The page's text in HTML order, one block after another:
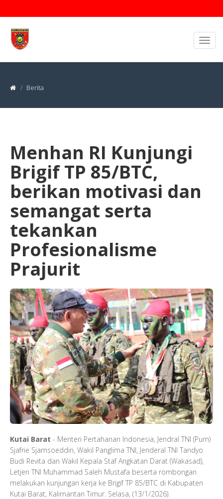
Berita
Menhan RI Kunjungi
Brigif TP 85/BTC,
berikan motivasi dan
semangat serta
tekankan
Profesionalisme
Prajurit
Kutai Barat - Menteri Pertahanan Indonesia, Jendral TNI (Purn)
Sjafrie Sjamsoeddin, Wakil Panglima TNI, Jenderal TNI Tandyo
Budi Revita dan Wakil Kepala Staf Angkatan Darat (Wakasad),
Letjen TNI Muhammad Saleh Mustafa beserta rombongan
melakukan kunjungan kerja ke Brigif TP 85/BTC di Kabupaten
Kutai Barat, Kalimantan Timur. Selasa, (13/1/2026).